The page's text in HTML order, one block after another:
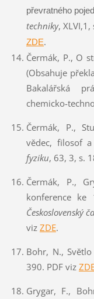
převratného
techniky, XLVI,1,
ZDE.
Čermák, P., O
(Obsahuje
Bakalářská
chemicko-
Čermák, P.,
vědec, filosof
fyziku, 63, 3, s.
Čermák, P.,
konference
Československý
viz ZDE.
Bohr, N.,
390. PDF viz
Grygar, F.,